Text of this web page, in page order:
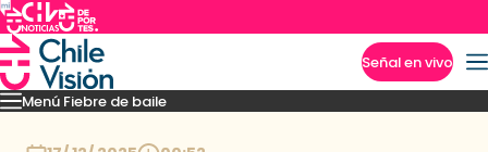
Señal en vivo
Menú Fiebre de baile
Mejores MomentosPresentacionesEl VAR-After del baile
Imperdibles